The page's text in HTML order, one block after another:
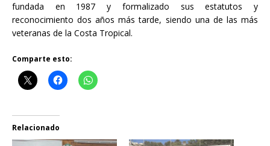
fundada en 1987 y formalizado sus estatutos y
reconocimiento dos años más tarde, siendo una de las más
veteranas de la Costa Tropical.
Comparte esto:
Relacionado